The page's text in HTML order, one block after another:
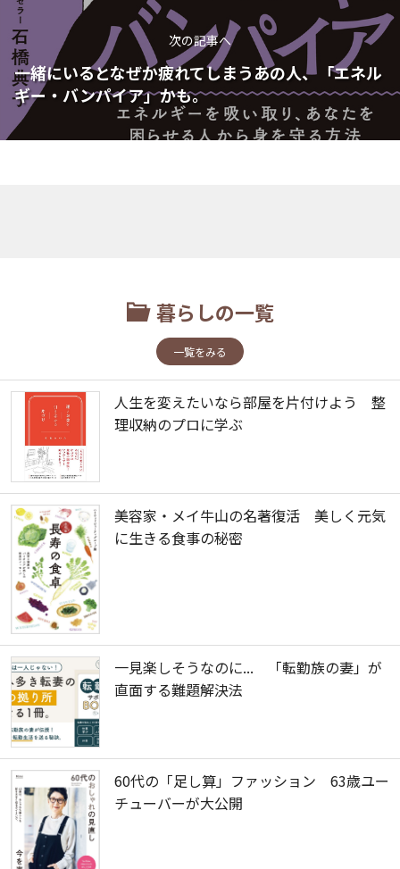
次の記事へ
一緒にいるとなぜか疲れてしまうあの人、「エネル
ギー・バンパイア」かも。
暮らしの一覧
一覧をみる
人生を変えたいなら部屋を片付けよう 整
理収納のプロに学ぶ
美容家・メイ牛山の名著復活 美しく元気
に生きる食事の秘密
一見楽しそうなのに... 「転勤族の妻」が
直面する難題解決法
60代の「足し算」ファッション 63歳ユー
チューバーが大公開